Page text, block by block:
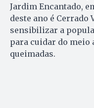
Jardim Encantado,
deste ano é Cerrado
sensibilizar a
para cuidar do meio
queimadas.